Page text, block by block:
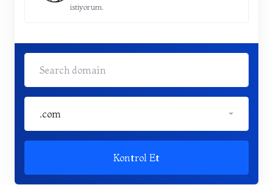
istiyorum.
.com
Kontrol Et